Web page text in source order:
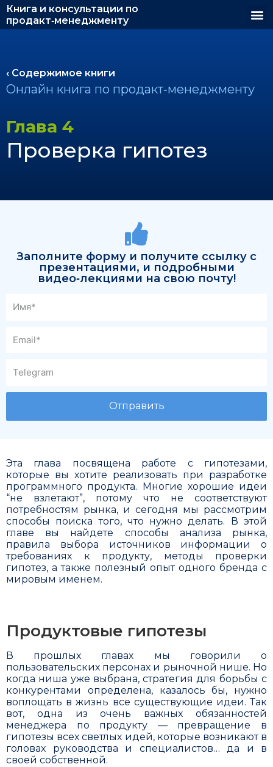
Книга и консультации по
продакт‑менеджменту
‹ Содержимое книги
Онлайн книга по продакт‑менеджменту
Глава 4
Проверка гипотез
Заполните форму и получите ссылку с
презентациями, и подробными
видео‑лекциями на свою почту!
Отправить
Эта глава посвящена работе с гипотезами,
которые вы хотите реализовать при разработке
программного продукта. Многие хорошие идеи
“не взлетают”, потому что не соответствуют
потребностям рынка, и сегодня мы рассмотрим
способы поиска того, что нужно делать. В этой
главе вы найдете способы анализа рынка,
правила выбора источников информации о
требованиях к продукту, методы проверки
гипотез, а также полезный опыт одного бренда с
мировым именем.
Продуктовые гипотезы
В прошлых главах мы говорили о
пользовательских персонах и рыночной нише. Но
когда ниша уже выбрана, стратегия для борьбы с
конкурентами опреде­лена, казалось бы, нужно
воплощать в жизнь все сущест­вующие идеи. Так
вот, одна из очень важных обязанностей
менеджера по продукту — превращение в
гипотезы всех светлых идей, которые возни­кают в
головах руководства и специалистов… да и в
своей соб­ственной.